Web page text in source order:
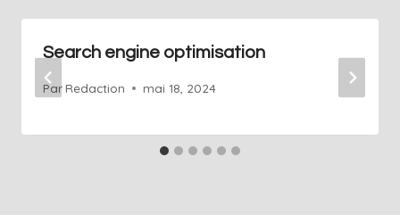
Search engine optimisation
Par Redaction mai 18, 2024